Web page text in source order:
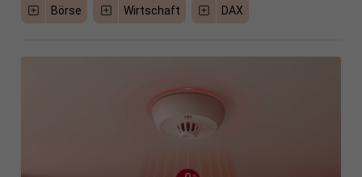
Börse Wirtschaft DAX